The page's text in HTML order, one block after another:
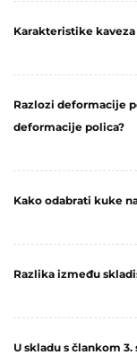
Karakteristike
Razlozi deformacije
deformacije polica?
Kako odabrati kuke
Razlika između
U skladu s člankom